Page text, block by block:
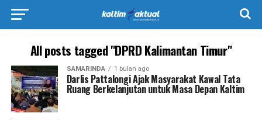
All posts tagged "DPRD Kalimantan Timur"
SAMARINDA 1 bulan ago
Darlis Pattalongi Ajak Masyarakat Kawal Tata
Ruang Berkelanjutan untuk Masa Depan Kaltim